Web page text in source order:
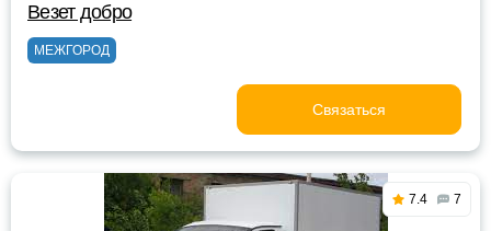
Везет добро
МЕЖГОРОД
Связаться
7.4 7